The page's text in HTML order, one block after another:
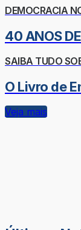
DEMOCRACIA
40 ANOS
SAIBA TUDO
O Livro de
Veja mais